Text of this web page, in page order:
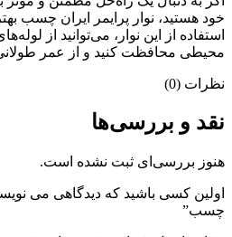
خود هستید، نوار پرایمر ایران چسب
استفاده از این نوار، می‌توانید از
محیطی محافظت کنید و از عمر طولانی
نظرات (0)
نقد و بررسی‌ها
هنوز بررسی‌ای ثبت نشده است.
اولین کسی باشید که دیدگاهی می
چسب”